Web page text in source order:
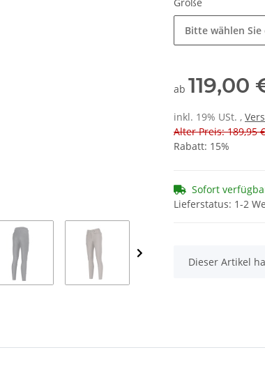
Größe
Bitte wählen
ab 119,00
inkl. 19% USt. ,
Alter Preis: 189,95 €
Rabatt: 15%
Sofort
Lieferstatus: 1-2
x
Dieser Artikel